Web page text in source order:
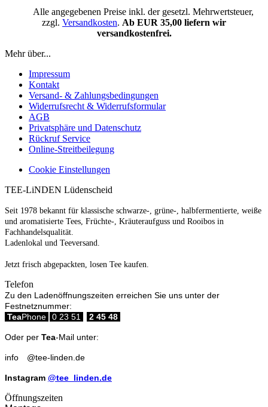
Alle angegebenen Preise inkl. der gesetzl. Mehrwertsteuer,
zzgl. Versandkosten. Ab EUR 35,00 liefern wir
versandkostenfrei.
Mehr über...
Impressum
Kontakt
Versand- & Zahlungsbedingungen
Widerrufsrecht & Widerrufsformular
AGB
Privatsphäre und Datenschutz
Rückruf Service
Online-Streitbeilegung
Cookie Einstellungen
TEE-LiNDEN Lüdenscheid
Seit 1978 bekannt für klassische schwarze-, grüne-, halbfermentierte, weiße
und aromatisierte Tees, Früchte-, Kräuteraufguss und Rooibos in
Fachhandelsqualität.
Ladenlokal und Teeversand.
Jetzt frisch abgepackten, losen Tee kaufen.
Telefon
Zu den Ladenöffnungszeiten erreichen Sie uns unter der
Festnetznummer:
TeaPhone 0 23 51 2 45 48
Oder per Tea-Mail unter:
info @tee-linden.de
Instagram @tee_linden.de
Öffnungszeiten